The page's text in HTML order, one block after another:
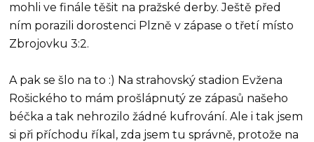
mohli ve finále těšit na pražské derby. Ještě před
ním porazili dorostenci Plzně v zápase o třetí místo
Zbrojovku 3:2.
A pak se šlo na to :) Na strahovský stadion Evžena
Rošického to mám prošlápnutý ze zápasů našeho
béčka a tak nehrozilo žádné kufrování. Ale i tak jsem
si při příchodu říkal, zda jsem tu správně, protože na